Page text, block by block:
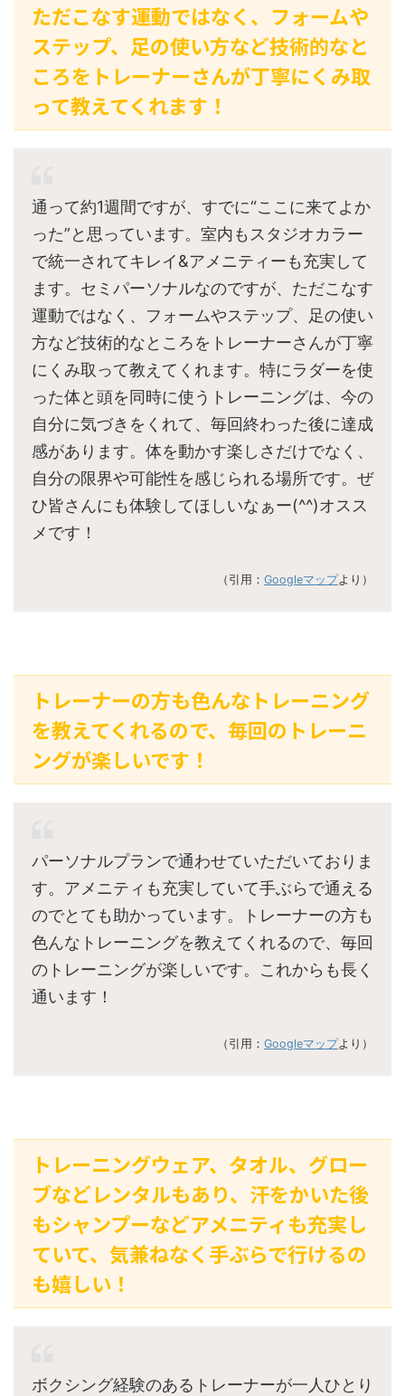
ただこなす運動ではなく、フォームや
ステップ、足の使い方など技術的なと
ころをトレーナーさんが丁寧にくみ取
って教えてくれます！
通って約1週間ですが、すでに“ここに来てよか
った”と思っています。室内もスタジオカラー
で統一されてキレイ&アメニティーも充実して
ます。セミパーソナルなのですが、ただこなす
運動ではなく、フォームやステップ、足の使い
方など技術的なところをトレーナーさんが丁寧
にくみ取って教えてくれます。特にラダーを使
った体と頭を同時に使うトレーニングは、今の
自分に気づきをくれて、毎回終わった後に達成
感があります。体を動かす楽しさだけでなく、
自分の限界や可能性を感じられる場所です。ぜ
ひ皆さんにも体験してほしいなぁー(^^)オスス
メです！
（引用： Googleマップより）
トレーナーの方も色んなトレーニング
を教えてくれるので、毎回のトレーニ
ングが楽しいです！
パーソナルプランで通わせていただいておりま
す。アメニティも充実していて手ぶらで通える
のでとても助かっています。トレーナーの方も
色んなトレーニングを教えてくれるので、毎回
のトレーニングが楽しいです。これからも長く
通います！
（引用： Googleマップより）
トレーニングウェア、タオル、グロー
ブなどレンタルもあり、汗をかいた後
もシャンプーなどアメニティも充実し
ていて、気兼ねなく手ぶらで行けるの
も嬉しい！
ボクシング経験のあるトレーナーが一人ひとり